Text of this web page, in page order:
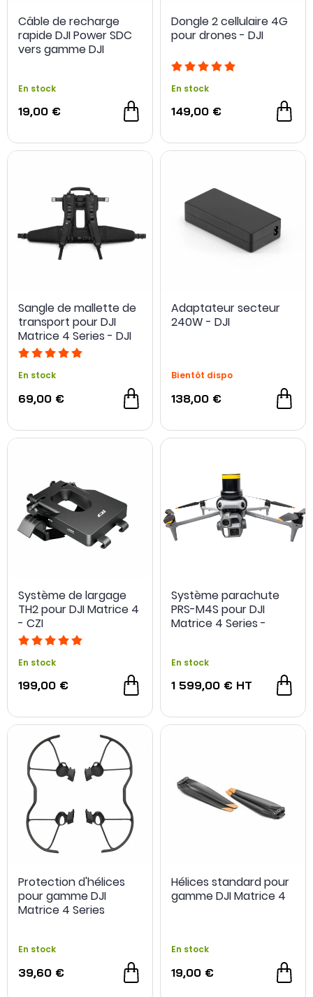
Câble de recharge
rapide DJI Power SDC
vers gamme DJI
En stock
19,00 €
Dongle 2 cellulaire 4G
pour drones - DJI
En stock
149,00 €
Sangle de mallette de
transport pour DJI
Matrice 4 Series - DJI
En stock
69,00 €
Adaptateur secteur
240W - DJI
Bientôt dispo
138,00 €
Système de largage
TH2 pour DJI Matrice 4
- CZI
En stock
199,00 €
Système parachute
PRS-M4S pour DJI
Matrice 4 Series -
En stock
1 599,00 € HT
Protection d'hélices
pour gamme DJI
Matrice 4 Series
En stock
39,60 €
Hélices standard pour
gamme DJI Matrice 4
En stock
19,00 €